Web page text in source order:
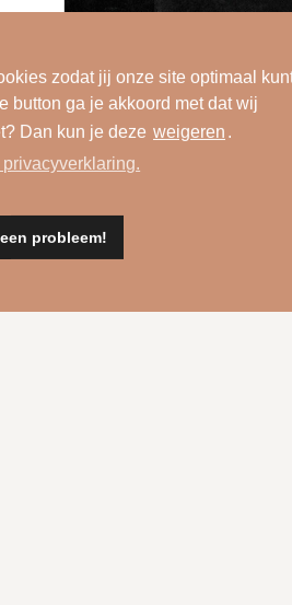
zodat jij onze site optimaal
button ga je akkoord met dat wij
Dan kun je deze weigeren .
probleem!
Wasinformatie